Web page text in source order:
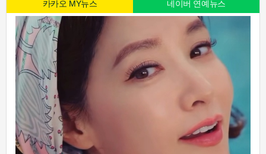
카카오 MY뉴스 네이버 연예뉴스